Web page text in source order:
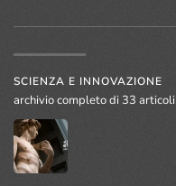
SCIENZA E INNOVAZIONE
archivio completo di 33 articoli